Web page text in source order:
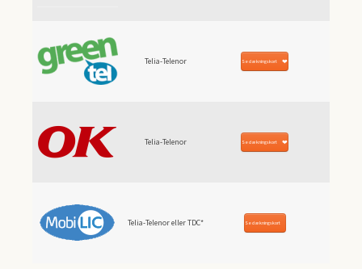
Telia-Telenor Se dækningskort
Telia-Telenor Se dækningskort
Telia-Telenor eller TDC* Se dækningskort